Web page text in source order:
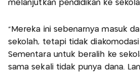
melanjutkan pendidikan ke
“Mereka ini sebenarnya masuk
sekolah, tetapi tidak
Sementara untuk beralih ke
sama sekali tidak punya dana.